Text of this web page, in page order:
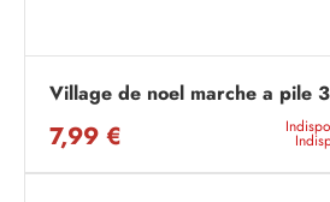
Village de noel marche a pile
7,99 €